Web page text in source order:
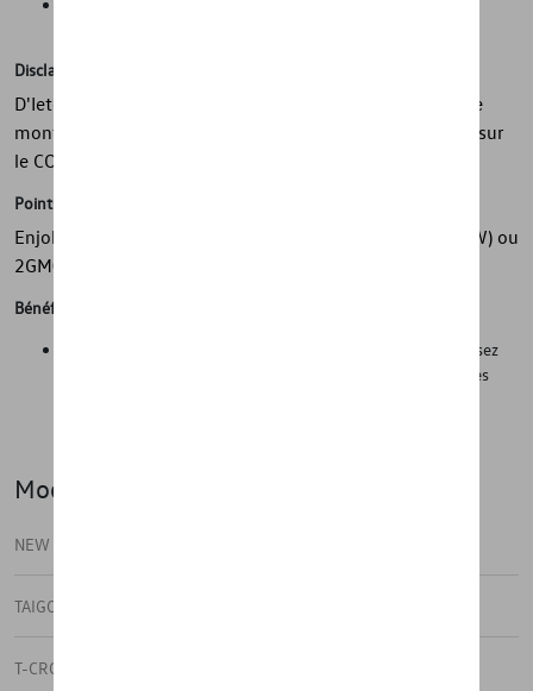
Disclaimer
D'Ieteren Automotive ne peut être tenu responsable si le
montage sur le véhicule diffère du montage mentionné sur
le COC
Points forts
Enjoliveurs en options. Ref: 2GM071456 (ancien logo VW) ou
2GM071456A UWP (nouveau logo VW)
Bénéfices
Sécurité sur la route dans des conditions hivernales. Réduisez
considérablement les temps de changement entre les roues
Modèle(s)
NEW TAIGO
TAIGO
T-CROSS